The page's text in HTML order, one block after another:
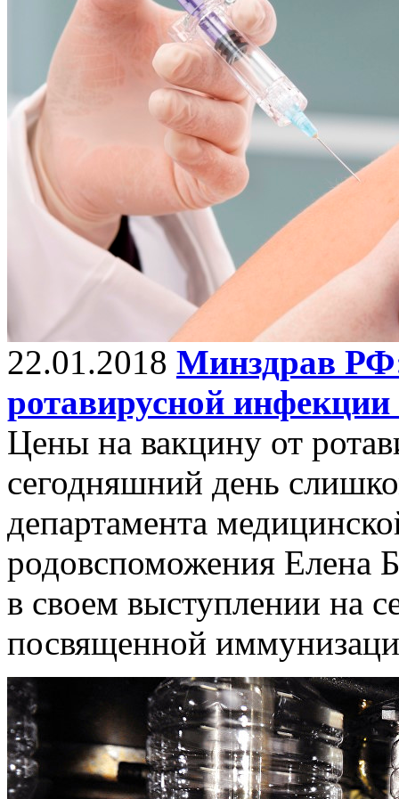
22.01.2018 Минздрав
ротавирусной
Цены на вакцину от
сегодняшний день
департамента
родовспоможения Елена
в своем выступлении на
посвященной